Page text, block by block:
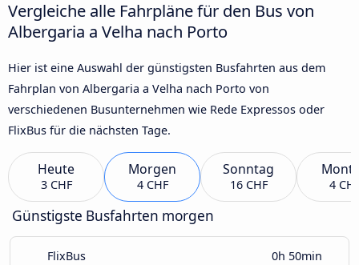
Vergleiche alle Fahrpläne für den Bus von
Albergaria a Velha nach Porto
Hier ist eine Auswahl der günstigsten Busfahrten aus dem
Fahrplan von Albergaria a Velha nach Porto von
verschiedenen Busunternehmen wie Rede Expressos oder
FlixBus für die nächsten Tage.
Heute
3 CHF
Morgen
4 CHF
Sonntag
16 CHF 4
Günstigste Busfahrten morgen
FlixBus 0h 50min